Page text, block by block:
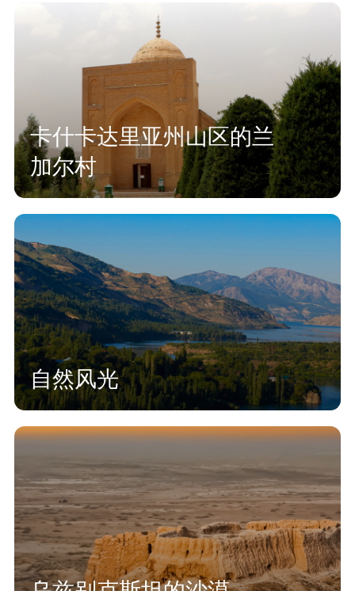
卡什卡达里亚州山区的兰
加尔村
自然风光